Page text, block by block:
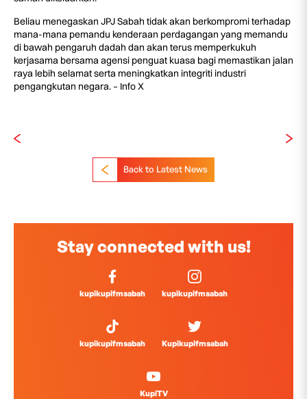
Beliau menegaskan JPJ Sabah tidak akan berkompromi terhadap
mana-mana pemandu kenderaan perdagangan yang memandu
di bawah pengaruh dadah dan akan terus memperkukuh
kerjasama bersama agensi penguat kuasa bagi memastikan jalan
raya lebih selamat serta meningkatkan integriti industri
pengangkutan negara. – Info X
Back to Latest News
Stay connected with us!
kupikupifmsabah kupikupifmsabah
kupikupifmsabah Kupikupifmsabah
KupiTV